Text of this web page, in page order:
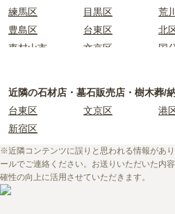
ている「納骨堂販売業者」「寺院」
もしどのような供養方法やお墓タイ
また、ライフドットにご相談いただ
長年にわたってご先祖様を供養する
すめします。
しかし、寺院に関する情報は公開さ
ご自身で現地に行って確かめるしか
を情報発信しています。
初めての寺院墓地選びに不安がある
ださい。
・寺院墓地の使用料相場は約77万円
・お寺の納骨堂を探したい！選ぶと
解説！
練馬区
目黒区 荒
豊島区
台東区 北
東村山市
文京区 国
東
日野市
八王子市 大
多摩市
千代田区
東久留米市
近隣の石材店・墓石販売店・樹木葬/
台東区
文京区 港
新宿区
※近隣コンテンツに誤りと思われる情報があり
ールでご連絡ください。お送りいただいた内
確性の向上に活用させていただきます。